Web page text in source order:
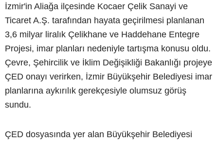
İzmir'in Aliağa ilçesinde Kocaer Çelik Sanayi ve
Ticaret A.Ş. tarafından hayata geçirilmesi planlanan
3,6 milyar liralık Çelikhane ve Haddehane Entegre
Projesi, imar planları nedeniyle tartışma konusu oldu.
Çevre, Şehircilik ve İklim Değişikliği Bakanlığı projeye
ÇED onayı verirken, İzmir Büyükşehir Belediyesi imar
planlarına aykırılık gerekçesiyle olumsuz görüş
sundu.
ÇED dosyasında yer alan Büyükşehir Belediyesi